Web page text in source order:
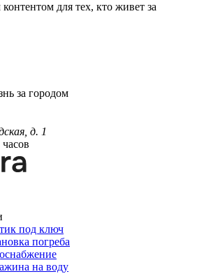
для тех, кто живет за
за городом
д. 1
под ключ
погреба
на воду